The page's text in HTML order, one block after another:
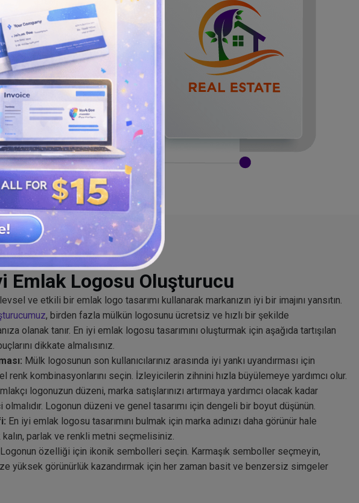
Emlak Logosu Oluşturucu
ve etkili bir emlak logo tasarımı kullanarak markanızın iyi bir imajını yansıtın.
, birden fazla mülkün logosunu ücretsiz ve hızlı bir şekilde
olanak tanır. En iyi emlak logosu tasarımını oluşturmak için aşağıda tartışılan
dikkate almalısınız.
Mülk logosunun son kullanıcılarınız arasında iyi yankı uyandırması için
renk kombinasyonlarını seçin. İzleyicilerin zihnini hızla büyülemeye yardımcı olur.
logonuzun düzeni, marka satışlarınızı artırmaya yardımcı olacak kadar
olmalıdır. Logonun düzeni ve genel tasarımı için dengeli bir boyut düşünün.
En iyi emlak logosu tasarımını bulmak için marka adınızı daha görünür hale
parlak ve renkli metni seçmelisiniz.
Logonun özelliği için ikonik sembolleri seçin. Karmaşık semboller seçmeyin,
yüksek görünürlük kazandırmak için her zaman basit ve benzersiz simgeler